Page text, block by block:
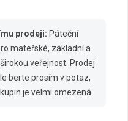
prodeji: Páteční
mateřské, základní a
veřejnost. Prodej
berte prosím v potaz,
je velmi omezená.